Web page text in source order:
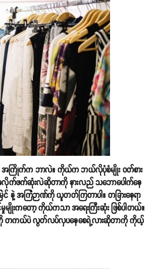
ြိုက်က ဘာလဲ။ ကိုယ်က ဘယ်လိုပုံစံမျိုး ဝတ်စား
ဖက်ဆုံးလဲဆိုတာကို နားလည် သဘောပေါက်နေ
နဲ့ အကြံဉာဏ်ကို ယူတတ်ကြတာပါ။ တခြားနေရာ
းကတော့ ကိုယ်ကသာ အရေးကြီးဆုံး ဖြစ်ပါတယ်။
တကယ်ပဲ လွတ်လပ်လှပနေစေရဲ့လားဆိုတာကို ကိုယ့်